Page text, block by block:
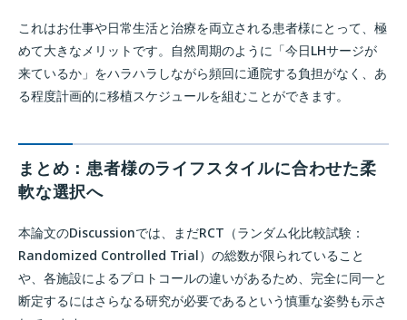
これはお仕事や日常生活と治療を両立される患者様にとって、極
めて大きなメリットです。自然周期のように「今日LHサージが
来ているか」をハラハラしながら頻回に通院する負担がなく、あ
る程度計画的に移植スケジュールを組むことができます。
まとめ：患者様のライフスタイルに合わせた柔
軟な選択へ
本論文のDiscussionでは、まだRCT（ランダム化比較試験：
Randomized Controlled Trial）の総数が限られていること
や、各施設によるプロトコールの違いがあるため、完全に同一と
断定するにはさらなる研究が必要であるという慎重な姿勢も示さ